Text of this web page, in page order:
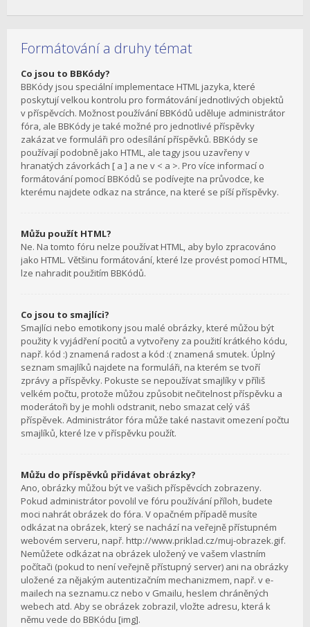
Formátování a druhy témat
Co jsou to BBKódy?
BBKódy jsou speciální implementace HTML jazyka, které
poskytují velkou kontrolu pro formátování jednotlivých objektů
v příspěvcích. Možnost používání BBKódů uděluje administrátor
fóra, ale BBKódy je také možné pro jednotlivé příspěvky
zakázat ve formuláři pro odesílání příspěvků. BBKódy se
používají podobně jako HTML, ale tagy jsou uzavřeny v
hranatých závorkách [ a ] a ne v < a >. Pro více informací o
formátování pomocí BBKódů se podívejte na průvodce, ke
kterému najdete odkaz na stránce, na které se píší příspěvky.
Můžu použít HTML?
Ne. Na tomto fóru nelze používat HTML, aby bylo zpracováno
jako HTML. Většinu formátování, které lze provést pomocí HTML,
lze nahradit použitím BBKódů.
Co jsou to smajlíci?
Smajlíci nebo emotikony jsou malé obrázky, které můžou být
použity k vyjádření pocitů a vytvořeny za použití krátkého kódu,
např. kód :) znamená radost a kód :( znamená smutek. Úplný
seznam smajlíků najdete na formuláři, na kterém se tvoří
zprávy a příspěvky. Pokuste se nepoužívat smajlíky v příliš
velkém počtu, protože můžou způsobit nečitelnost příspěvku a
moderátoři by je mohli odstranit, nebo smazat celý váš
příspěvek. Administrátor fóra může také nastavit omezení počtu
smajlíků, které lze v příspěvku použít.
Můžu do příspěvků přidávat obrázky?
Ano, obrázky můžou být ve vašich příspěvcích zobrazeny.
Pokud administrátor povolil ve fóru používání příloh, budete
moci nahrát obrázek do fóra. V opačném případě musíte
odkázat na obrázek, který se nachází na veřejně přístupném
webovém serveru, např. http://www.priklad.cz/muj-obrazek.gif.
Nemůžete odkázat na obrázek uložený ve vašem vlastním
počítači (pokud to není veřejně přístupný server) ani na obrázky
uložené za nějakým autentizačním mechanizmem, např. v e-
mailech na seznamu.cz nebo v Gmailu, heslem chráněných
webech atd. Aby se obrázek zobrazil, vložte adresu, která k
němu vede do BBKódu [img].